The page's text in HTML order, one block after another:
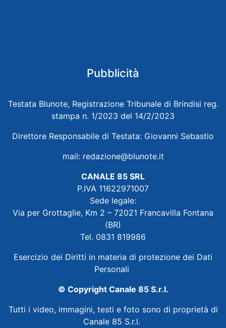
Pubblicità
Testata Blunote, Registrazione Tribunale di Brindisi reg.
stampa n. 1/2023 del 14/2/2023
Direttore Responsabile di Testata: Giovanni Sebastio
mail: redazione@blunote.it
CANALE 85 SRL
P.IVA 11622971007
Sede legale:
Via per Grottaglie, Km 2 – 72021 Francavilla Fontana
(BR)
Tel. 0831 819986
Esercizio dei Diritti in materia di protezione dei Dati
Personali
© Copyright Canale 85 S.r.l.
Tutti i video, immagini, testi e foto sono di proprietà di
Canale 85 S.r.l.